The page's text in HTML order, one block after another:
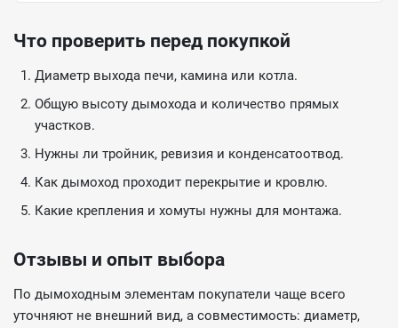
Что проверить перед покупкой
Диаметр выхода печи, камина или котла.
Общую высоту дымохода и количество прямых
участков.
Нужны ли тройник, ревизия и конденсатоотвод.
Как дымоход проходит перекрытие и кровлю.
Какие крепления и хомуты нужны для монтажа.
Отзывы и опыт выбора
По дымоходным элементам покупатели чаще всего
уточняют не внешний вид, а совместимость: диаметр,